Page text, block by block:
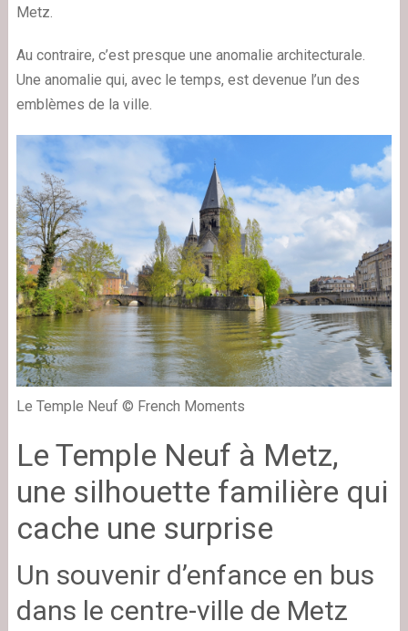
Metz.
Au contraire, c’est presque une anomalie architecturale.
Une anomalie qui, avec le temps, est devenue l’un des
emblèmes de la ville.
Le Temple Neuf © French Moments
Le Temple Neuf à Metz,
une silhouette familière qui
cache une surprise
Un souvenir d’enfance en bus
dans le centre-ville de Metz